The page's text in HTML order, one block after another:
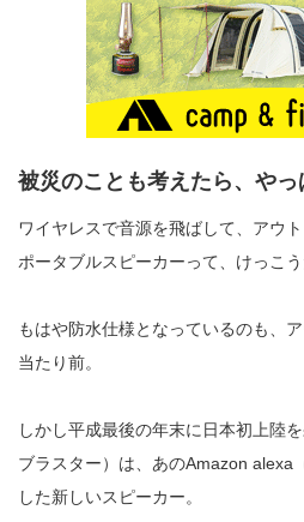
被災のことも考えたら、やっ
ワイヤレスで音源を飛ばして、アウ
ポータブルスピーカーって、けっこ
もはや防水仕様となっているのも、
当たり前。
しかし平成最後の年末に日本初上陸
ブラスター）は、あのAmazon alexa
した新しいスピーカー。